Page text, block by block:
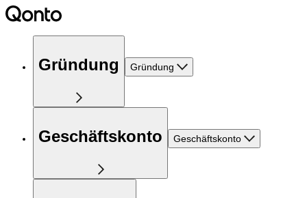
Gründung Gründung
Geschäftskonto Geschäftskonto